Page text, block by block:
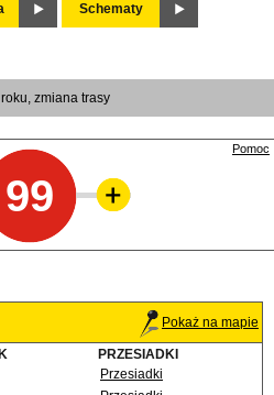
Schematy
zmiana trasy
99
Pomoc
Pokaż na mapie
PRZESIADKI
Przesiadki